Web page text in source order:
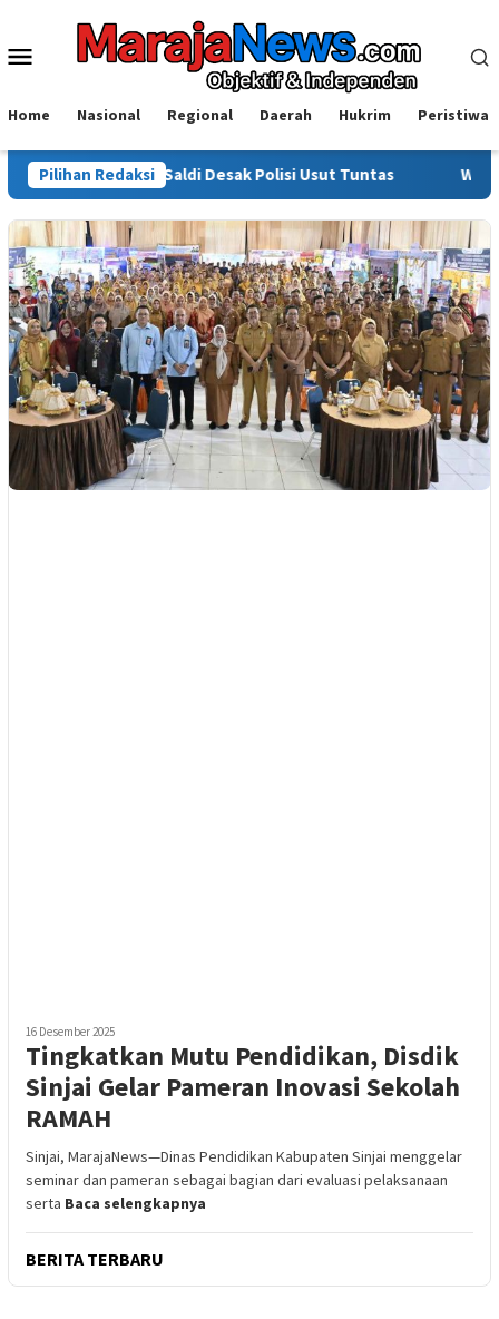
konten
Menu
Home Nasional Regional Daerah Hukrim Peristiwa
Pilihan Redaksi
Saldi Desak Polisi Usut Tuntas Warga Sinjai Tewas
16 Desember 2025
Tingkatkan Mutu Pendidikan, Disdik
Sinjai Gelar Pameran Inovasi Sekolah
RAMAH
Sinjai, MarajaNews—Dinas Pendidikan Kabupaten Sinjai menggelar
seminar dan pameran sebagai bagian dari evaluasi pelaksanaan
serta Baca selengkapnya
BERITA TERBARU